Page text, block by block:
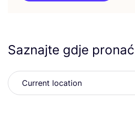
Saznajte gdje